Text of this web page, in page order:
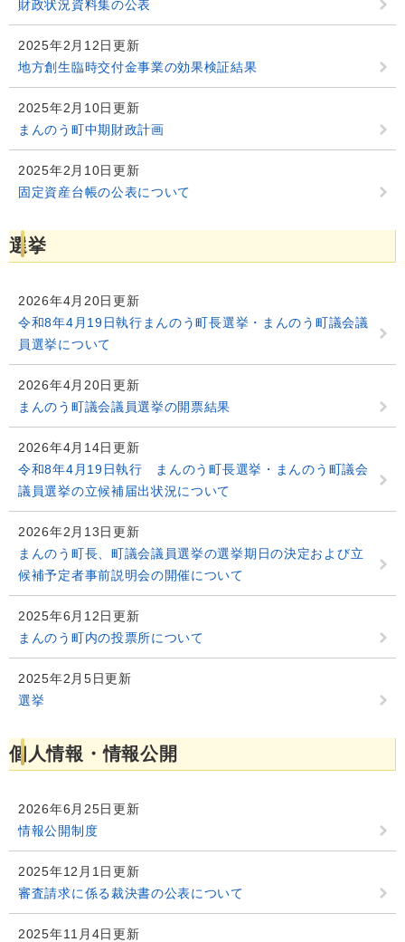
財政状況資料集の公表
2025年2月12日更新
地方創生臨時交付金事業の効果検証結果
2025年2月10日更新
まんのう町中期財政計画
2025年2月10日更新
固定資産台帳の公表について
選挙
2026年4月20日更新
令和8年4月19日執行まんのう町長選挙・まんのう町議会議
員選挙について
2026年4月20日更新
まんのう町議会議員選挙の開票結果
2026年4月14日更新
令和8年4月19日執行 まんのう町長選挙・まんのう町議会
議員選挙の立候補届出状況について
2026年2月13日更新
まんのう町長、町議会議員選挙の選挙期日の決定および立
候補予定者事前説明会の開催について
2025年6月12日更新
まんのう町内の投票所について
2025年2月5日更新
選挙
個人情報・情報公開
2026年6月25日更新
情報公開制度
2025年12月1日更新
審査請求に係る裁決書の公表について
2025年11月4日更新